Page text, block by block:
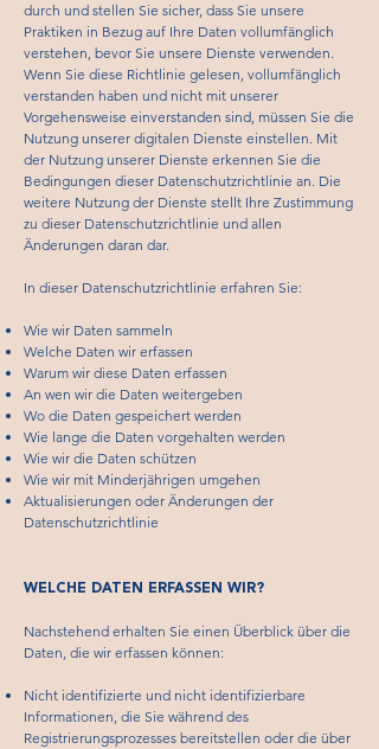
durch und stellen Sie sicher, dass Sie unsere
Praktiken in Bezug auf Ihre Daten vollumfänglich
verstehen, bevor Sie unsere Dienste verwenden.
Wenn Sie diese Richtlinie gelesen, vollumfänglich
verstanden haben und nicht mit unserer
Vorgehensweise einverstanden sind, müssen Sie die
Nutzung unserer digitalen Dienste einstellen. Mit
der Nutzung unserer Dienste erkennen Sie die
Bedingungen dieser Datenschutzrichtlinie an. Die
weitere Nutzung der Dienste stellt Ihre Zustimmung
zu dieser Datenschutzrichtlinie und allen
Änderungen daran dar.
In dieser Datenschutzrichtlinie erfahren Sie:
Wie wir Daten sammeln
Welche Daten wir erfassen
Warum wir diese Daten erfassen
An wen wir die Daten weitergeben
Wo die Daten gespeichert werden
Wie lange die Daten vorgehalten werden
Wie wir die Daten schützen
Wie wir mit Minderjährigen umgehen
Aktualisierungen oder Änderungen der
Datenschutzrichtlinie
WELCHE DATEN ERFASSEN WIR?
Nachstehend erhalten Sie einen Überblick über die
Daten, die wir erfassen können:
Nicht identifizierte und nicht identifizierbare
Informationen, die Sie während des
Registrierungsprozesses bereitstellen oder die über